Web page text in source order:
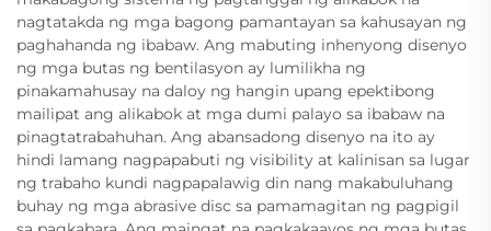
nagtatakda ng mga bagong pamantayan sa kahusayan ng
paghahanda ng ibabaw. Ang mabuting inhenyong disenyo
ng mga butas ng bentilasyon ay lumilikha ng
pinakamahusay na daloy ng hangin upang epektibong
mailipat ang alikabok at mga dumi palayo sa ibabaw na
pinagtatrabahuhan. Ang abansadong disenyo na ito ay
hindi lamang nagpapabuti ng visibility at kalinisan sa lugar
ng trabaho kundi nagpapalawig din nang makabuluhang
buhay ng mga abrasive disc sa pamamagitan ng pagpigil